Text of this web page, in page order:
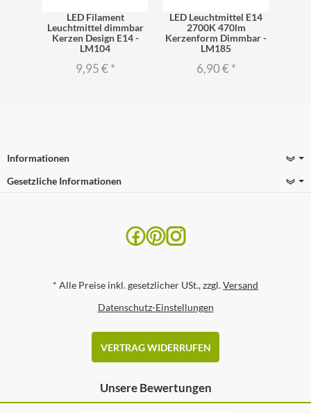
LED Filament
Leuchtmittel dimmbar
Kerzen Design E14 -
LM104
9,95 €*
LED Leuchtmittel E14
2700K 470lm
Kerzenform Dimmbar -
LM185
6,90 €*
Informationen
Gesetzliche Informationen
* Alle Preise inkl. gesetzlicher USt., zzgl.Versand
Datenschutz-Einstellungen
VERTRAG WIDERRUFEN
Unsere Bewertungen